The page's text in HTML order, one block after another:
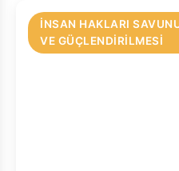
İNSAN HAKLARI
VE GÜÇLENDIRILMESI